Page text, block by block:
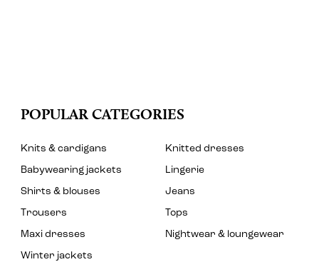
POPULAR CATEGORIES
Knits & cardigans
Knitted dresses
Babywearing jackets
Lingerie
Shirts & blouses
Jeans
Trousers
Tops
Maxi dresses
Nightwear & loungewear
Winter jackets